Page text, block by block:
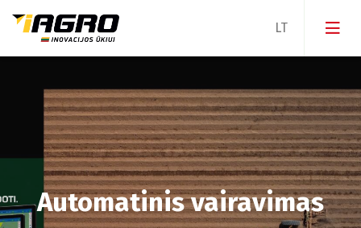
Lygiagretaus vairavimo įranga
Precision planting
Prietaisai ir sensoriai
Programinė įranga
Automatinis vairavimas